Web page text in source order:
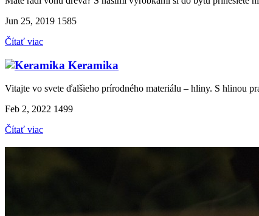
Jun 25, 2019 1585
Čítať viac
Keramika
Vitajte vo svete ďalšieho prírodného materiálu – hliny. S hlinou
Feb 2, 2022 1499
Čítať viac